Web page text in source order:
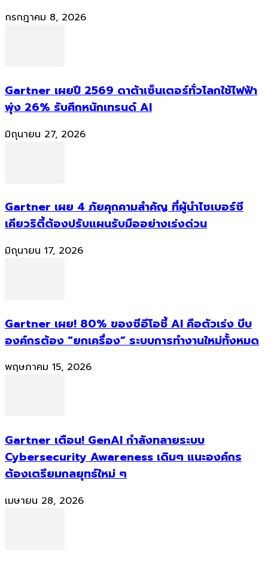
กรกฎาคม 8, 2026
Gartner เผยปี 2569 ดาต้าเซ็นเตอร์ทั่วโลกใช้ไฟฟ้า
พุ่ง 26% รับศึกหนักเทรนด์ AI
มิถุนายน 27, 2026
Gartner เผย 4 ภัยคุกคามสำคัญ ที่ผู้นำไซเบอร์ซี
เคียวริตี้ต้องปรับแผนรับมืออย่างเร่งด่วน
มิถุนายน 17, 2026
Gartner เผย! 80% ของซีอีโอชี้ AI คือตัวเร่ง บีบ
องค์กรต้อง “ยกเครื่อง” ระบบการทำงานใหม่ทั้งหมด
พฤษภาคม 15, 2026
Gartner เตือน! GenAI กำลังทลายระบบ
Cybersecurity Awareness เดิมๆ แนะองค์กร
ต้องเตรียมกลยุทธ์ใหม่ ๆ
เมษายน 28, 2026